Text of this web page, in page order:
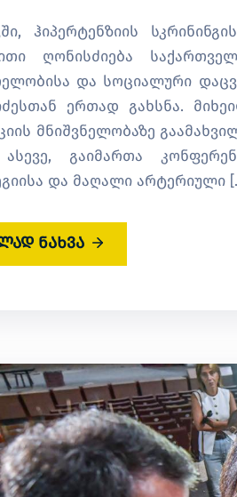
ჰიპერტენზიის
ღონისძიება
და სოციალური
ერთად გახსნა.
მნიშვნელობაზე
ასევე, გაიმართა
და მაღალი არტერიული
ნახვა